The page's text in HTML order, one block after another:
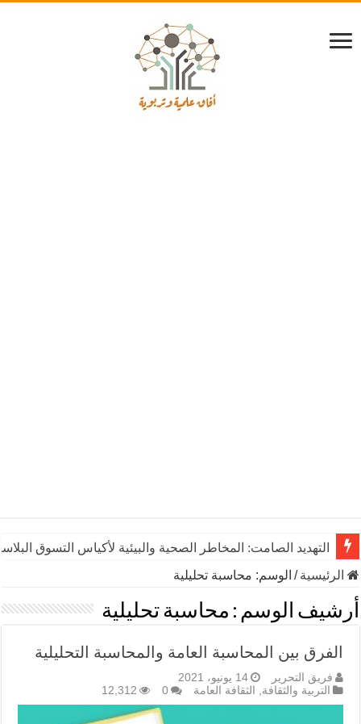
التهديد الصامت: المخاطر الصحية والبيئية لأكياس التسوق
الرئيسية/ الوسم: محاسبة تحليلية
أرشيف الوسم : محاسبة تحليلية
الفرق بين المحاسبة العامة والمحاسبة التحليلية
فريق التحرير
14 يونيو، 2021
التربية والثقافة, الثقافة العامة 0
12,312